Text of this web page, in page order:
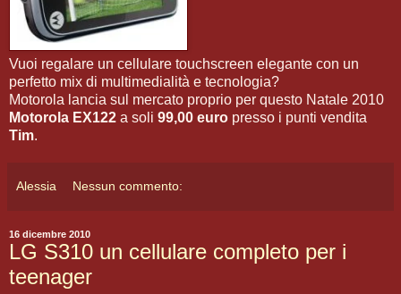
Vuoi regalare un cellulare touchscreen elegante con un
perfetto mix di multimedialità e tecnologia?
Motorola lancia sul mercato proprio per questo Natale 2010
Motorola EX122 a soli 99,00 euro presso i punti vendita
Tim.
Alessia Nessun commento:
16 dicembre 2010
LG S310 un cellulare completo per i
teenager